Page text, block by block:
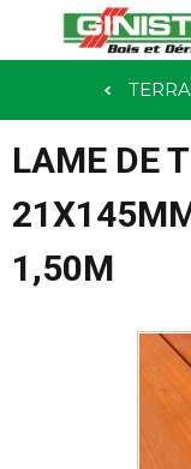
au
contenu
LAME DE
1,50M